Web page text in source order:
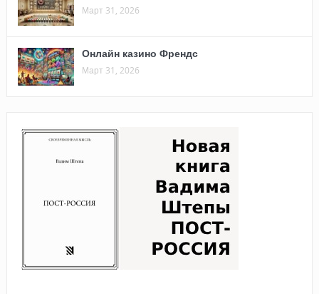
Март 31, 2026
Онлайн казино Френдс
Март 31, 2026